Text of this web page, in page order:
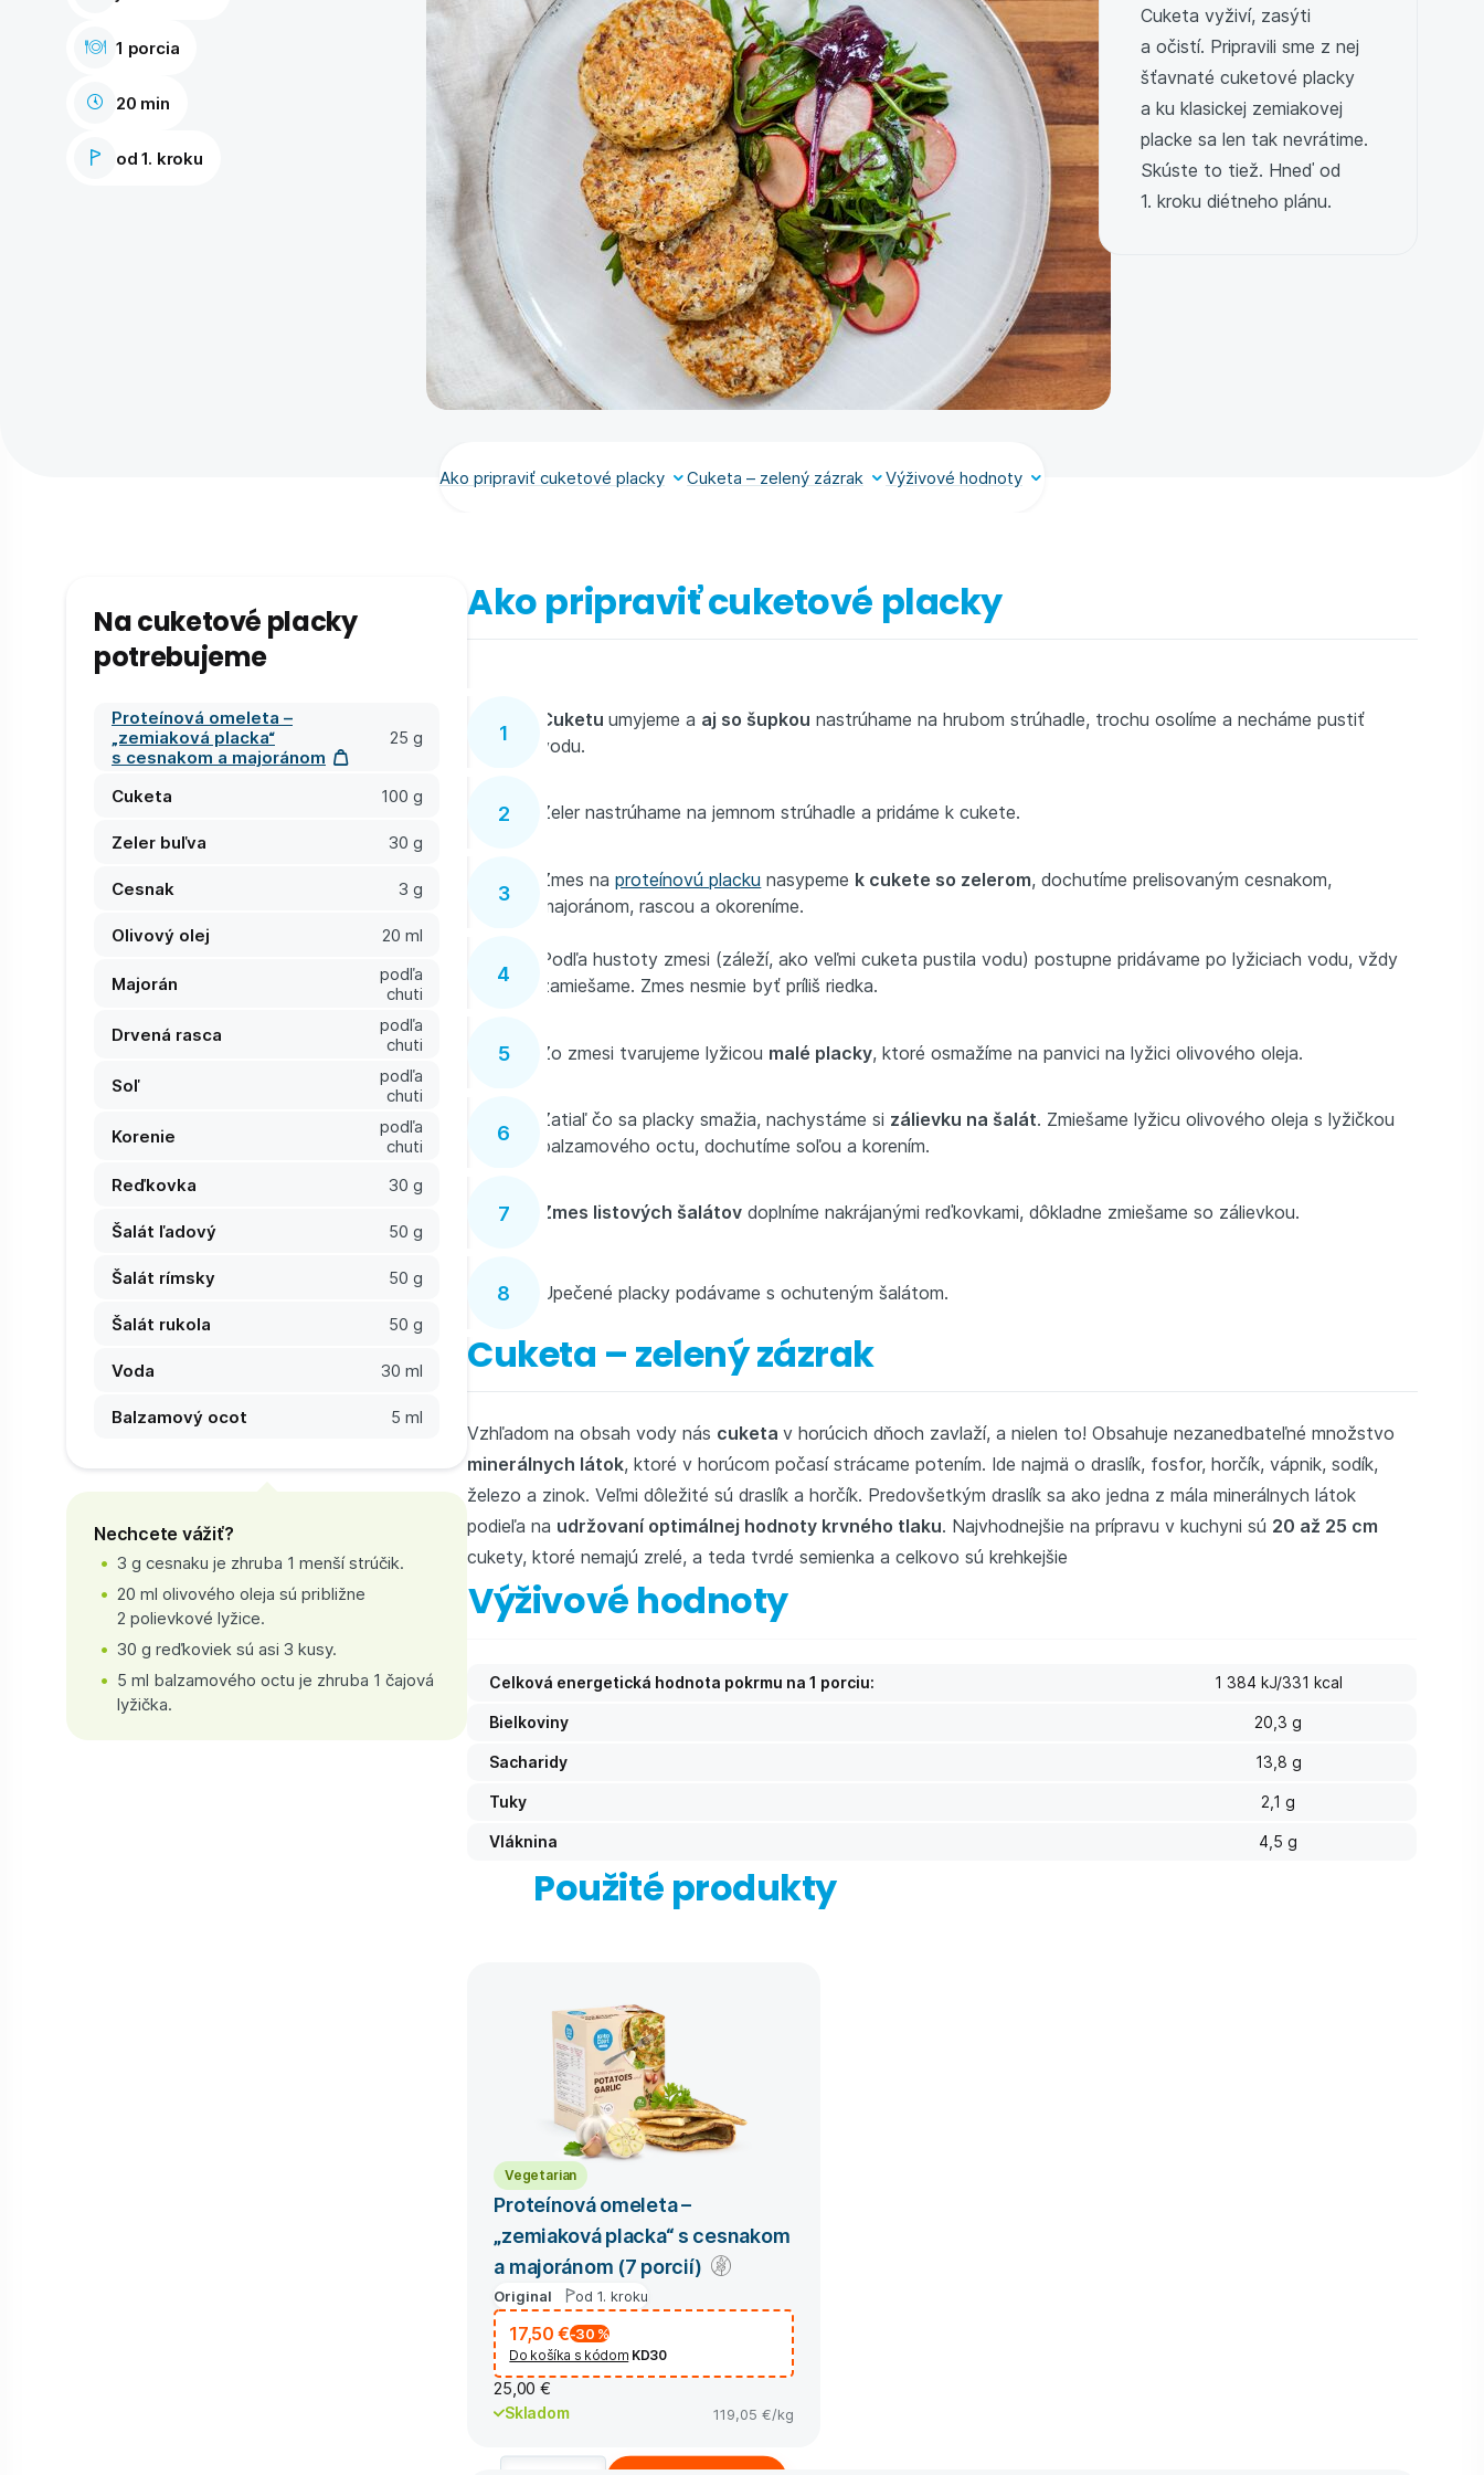
1 porcia
20 min
od 1. kroku
Cuketa vyživí, zasýti
a očistí. Pripravili sme z nej
šťavnaté cuketové placky
a ku klasickej zemiakovej
placke sa len tak nevrátime.
Skúste to tiež. Hneď od
1. kroku diétneho plánu.
Ako pripraviť cuketové placky Cuketa – zelený zázrak Výživové hodnoty
Na cuketové placky
potrebujeme
Proteínová omeleta –
„zemiaková placka“
s cesnakom a majoránom
25 g
Cuketa 100 g
Zeler buľva 30 g
Cesnak 3 g
Olivový olej 20 ml
Majorán
podľa
chuti
Drvená rasca
podľa
chuti
Soľ
podľa
chuti
Korenie
podľa
chuti
Reďkovka
30 g
Šalát ľadový 50 g
Šalát rímsky 50 g
Šalát rukola 50 g
Voda 30 ml
Balzamový ocot 5 ml
Nechcete vážiť?
3 g cesnaku je zhruba 1 menší strúčik.
20 ml olivového oleja sú približne
2 polievkové lyžice.
30 g reďkoviek sú asi 3 kusy.
5 ml balzamového octu je zhruba 1 čajová
lyžička.
Ako pripraviť cuketové placky
Cuketuumyjeme a aj so šupkou nastrúhame na hrubom strúhadle, trochu osolíme a necháme pustiť
vodu.
Zeler nastrúhame na jemnom strúhadle a pridáme k cukete.
Zmes naproteínovú placku nasypeme k cukete so zelerom, dochutíme prelisovaným cesnakom,
majoránom, rascou a okoreníme.
Podľa hustoty zmesi (záleží, ako veľmi cuketa pustila vodu) postupne pridávame po lyžiciach vodu, vždy
zamiešame. Zmes nesmie byť príliš riedka.
Zo zmesi tvarujeme lyžicou malé placky, ktoré osmažíme na panvici na lyžici olivového oleja.
Zatiaľ čo sa placky smažia, nachystáme si zálievku na šalát. Zmiešame lyžicu olivového oleja s lyžičkou
balzamového octu, dochutíme soľou a korením.
Zmes listových šalátov doplníme nakrájanými reďkovkami, dôkladne zmiešame so zálievkou.
Upečené placky podávame s ochuteným šalátom.
Cuketa – zelený zázrak
Vzhľadom na obsah vody nás cuketav horúcich dňoch zavlaží, a nielen to! Obsahuje nezanedbateľné množstvo
minerálnych látok, ktoré v horúcom počasí strácame potením. Ide najmä o draslík, fosfor, horčík, vápnik, sodík,
železo a zinok. Veľmi dôležité sú draslík a horčík. Predovšetkým draslík sa ako jedna z mála minerálnych látok
podieľa na udržovaní optimálnej hodnoty krvného tlaku. Najvhodnejšie na prípravu v kuchyni sú 20 až 25 cm
cukety, ktoré nemajú zrelé, a teda tvrdé semienka a celkovo sú krehkejšie
Výživové hodnoty
Celková energetická hodnota pokrmu na 1 porciu:
1 384 kJ/331 kcal
Bielkoviny
20,3 g
Sacharidy
13,8 g
Tuky
2,1 g
Vláknina
4,5 g
Použité produkty
Vegetarian
Proteínová omeleta –
„zemiaková placka“ s cesnakom
a majoránom (7 porcií)
Original od 1. kroku
17,50 €-30 %
Do košíka s kódom KD30
25,00 €
Skladom 119,05 €/kg